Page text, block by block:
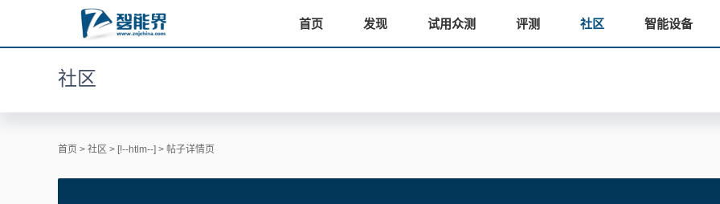
首页 发现 试用众测 评测 社区 智能设备
社区
首页 > 社区 > [!--htlm--] > 帖子详情页